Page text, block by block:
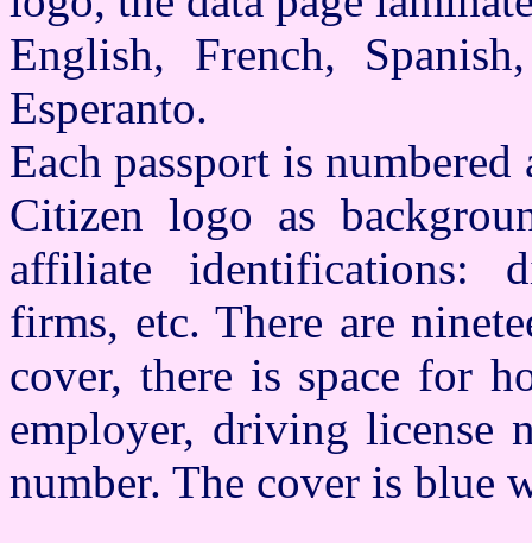
English, French,
Esperanto.
Each passport is
Citizen logo as
affiliate identifications:
firms, etc. There are
cover, there is space for
employer, driving license
number. The cover is blue